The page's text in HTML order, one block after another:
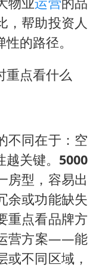
，帮助投资人
的路径。
重点看什么
不同在于：空
关键。 5000
房型，容易出
余或功能缺失
重点看品牌方
营方案——能
不同区域，